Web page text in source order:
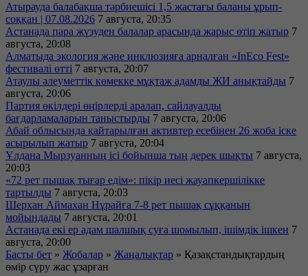
Атырауда балабақша тәрбиешісі 1,5 жастағы баланы ұрып-
соққан | 07.08.2026 7 августа, 20:35
Астанада пара жүзуден балалар арасында жарыс өтіп жатыр 7
августа, 20:08
Алматыда экология және инклюзияға арналған «InEco Fest»
фестивалі өтті 7 августа, 20:07
Атаулы әлеуметтік көмекке мұқтаж адамды ЖИ анықтайды 7
августа, 20:06
Партия өкілдері өңірлерді аралап, сайлауалды
бағдарламаларын таныстырды 7 августа, 20:06
Абай облысында қайтарылған активтер есебінен 26 жоба іске
асырылып жатыр 7 августа, 20:04
Ұлдана Мырзуанның ісі бойынша тың дерек шықты 7 августа,
20:03
«72 рет пышақ тығар едім»: пікір иесі жауапкершілікке
тартылды 7 августа, 20:03
Шерхан Аймахан Нұрайға 7-8 рет пышақ сұққанын
мойындады 7 августа, 20:01
Астанада екі ер адам шалшық суға шомылып, ішімдік ішкен 7
августа, 20:00
Басты бет » Жобалар » Жаңалықтар » Қазақстандықтардың
өмір сүру жас ұзарған